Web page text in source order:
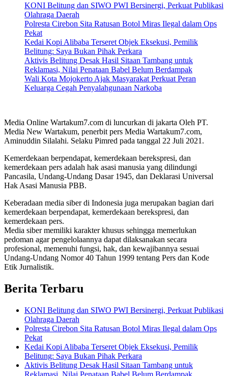
KONI Belitung dan SIWO PWI Bersinergi, Perkuat Publikasi
Olahraga Daerah
Polresta Cirebon Sita Ratusan Botol Miras Ilegal dalam Ops
Pekat
Kedai Kopi Alibaba Terseret Objek Eksekusi, Pemilik
Belitung: Saya Bukan Pihak Perkara
Aktivis Belitung Desak Hasil Sitaan Tambang untuk
Reklamasi, Nilai Penataan Babel Belum Berdampak
Wali Kota Mojokerto Ajak Masyarakat Perkuat Peran
Keluarga Cegah Penyalahgunaan Narkoba
Media Online Wartakum7.com di luncurkan di jakarta Oleh PT.
Media New Wartakum, penerbit pers Media Wartakum7.com,
Aminuddin Silalahi. Selaku Pimred pada tanggal 22 Juli 2021.
Kemerdekaan berpendapat, kemerdekaan berekspresi, dan
kemerdekaan pers adalah hak asasi manusia yang dilindungi
Pancasila, Undang-Undang Dasar 1945, dan Deklarasi Universal
Hak Asasi Manusia PBB.
Keberadaan media siber di Indonesia juga merupakan bagian dari
kemerdekaan berpendapat, kemerdekaan berekspresi, dan
kemerdekaan pers.
Media siber memiliki karakter khusus sehingga memerlukan
pedoman agar pengelolaannya dapat dilaksanakan secara
profesional, memenuhi fungsi, hak, dan kewajibannya sesuai
Undang-Undang Nomor 40 Tahun 1999 tentang Pers dan Kode
Etik Jurnalistik.
Berita Terbaru
KONI Belitung dan SIWO PWI Bersinergi, Perkuat Publikasi
Olahraga Daerah
Polresta Cirebon Sita Ratusan Botol Miras Ilegal dalam Ops
Pekat
Kedai Kopi Alibaba Terseret Objek Eksekusi, Pemilik
Belitung: Saya Bukan Pihak Perkara
Aktivis Belitung Desak Hasil Sitaan Tambang untuk
Reklamasi, Nilai Penataan Babel Belum Berdampak